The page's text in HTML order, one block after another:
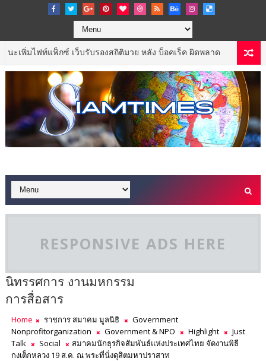
ว็บรับรองสถิติมวย หลัง บ็อคเร็ค ผิดพลาด FASHION อาดิดาส
RESPONSIVE ADS HERE
นิทรรศการ งานมหกรรม
การสื่อสาร
Home ราชการ สมาคม มูลนิธิ
Government
Nonprofitorganization
Government & NPO Highlight
Just
Talk
Social
สมาคมนักธุรกิจสัมพันธ์แห่งประเทศไทย จัดงานพิธี
กงเต็กหลวง 19 ส.ค. ณ พระที่นั่งดุสิตมหาปราสาท